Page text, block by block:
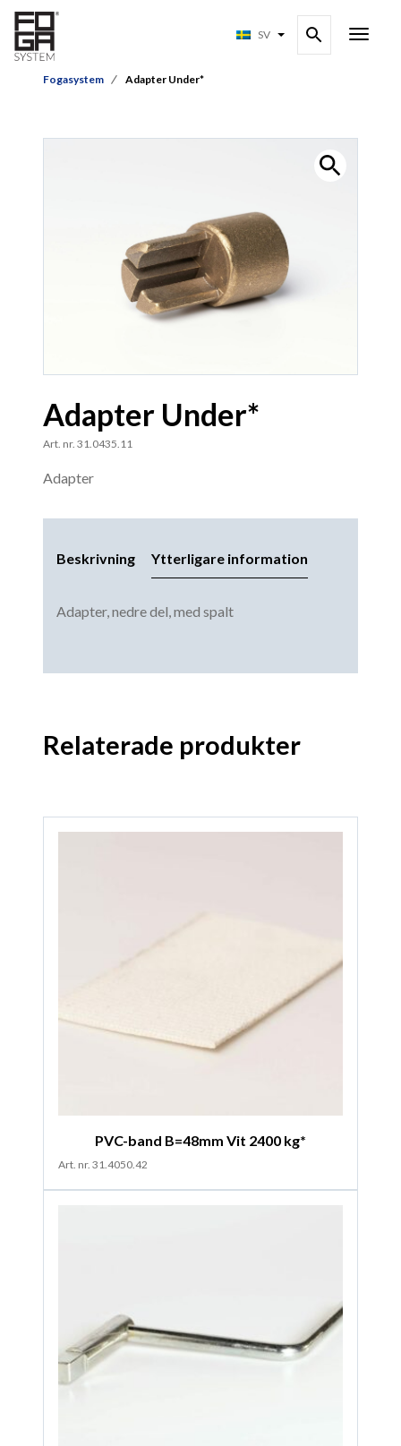
SV
Fogasystem Adapter Under*
Adapter Under*
Art. nr. 31.0435.11
Adapter
Beskrivning Ytterligare information
Adapter, nedre del, med spalt
Relaterade produkter
PVC-band B=48mm Vit 2400 kg*
Art. nr. 31.4050.42